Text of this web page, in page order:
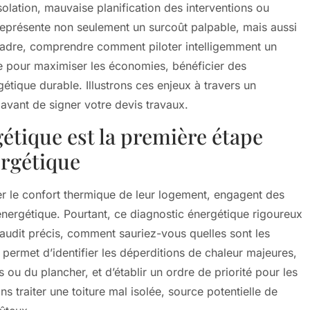
mauvaise planification des interventions ou
non seulement un surcoût palpable, mais aussi
comprendre comment piloter intelligemment un
maximiser les économies, bénéficier des
durable. Illustrons ces enjeux à travers un
de signer votre devis travaux.
est la première étape
le confort thermique de leur logement, engagent des
Pourtant, ce diagnostic énergétique rigoureux
précis, comment sauriez-vous quelles sont les
d’identifier les déperditions de chaleur majeures,
ou du plancher, et d’établir un ordre de priorité pour les
traiter une toiture mal isolée, source potentielle de